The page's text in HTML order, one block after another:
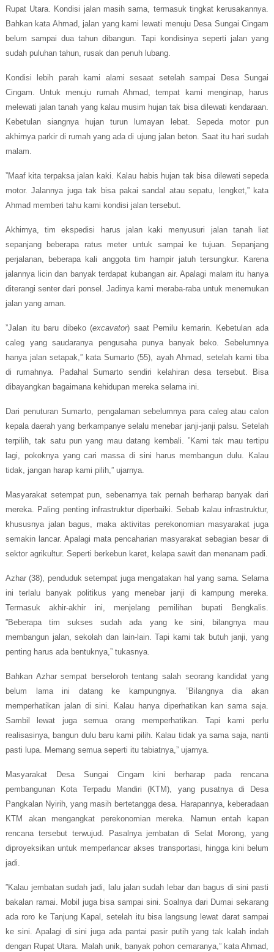
Rupat Utara. Kondisi jalan masih sama, termasuk tingkat kerusakannya.
Bahkan kata Ahmad, jalan yang kami lewati menuju Desa Sungai Cingam
belum sampai dua tahun dibangun. Tapi kondisinya seperti jalan yang
sudah puluhan tahun, rusak dan penuh lubang.
Kondisi lebih parah kami alami sesaat setelah sampai Desa Sungai
Cingam. Untuk menuju rumah Ahmad, tempat kami
menginap, harus
melewati jalan tanah yang kalau musim hujan tak bisa dilewati kendaraan.
Kebetulan siangnya hujan turun lumayan lebat. Sepeda motor pun
akhirnya parkir di rumah yang ada di ujung jalan beton. Saat itu hari sudah
malam.
”Maaf kita terpaksa jalan kaki. Kalau habis hujan tak bisa dilewati sepeda
motor. Jalannya juga tak bisa pakai sandal atau sepatu, lengket,” kata
Ahmad memberi tahukami kondisi jalan tersebut.
Akhirnya, tim ekspedisi harus jalan kaki menyusuri jalan tanah liat
sepanjang beberapa ratus meter untuk sampai ke tujuan. Sepanjang
perjalanan, beberapa kali anggota tim hampir jatuh tersungkur. Karena
jalannya licin dan banyak terdapat kubangan air. Apalagi malam itu hanya
diterangi senter dari ponsel. Jadinya kami meraba-raba untuk menemukan
jalan yang aman.
”Jalan itu baru dibeko (excavator) saat Pemilu kemarin. Kebetulan ada
caleg yang saudaranya pengusaha punya banyak beko. Sebelumnya
hanya jalan setapak,” kata Sumarto (55), ayah Ahmad, setelah kami tiba
di rumahnya. Padahal Sumarto sendiri kelahiran desa tersebut. Bisa
dibayangkan bagaimana kehidupan mereka selama ini.
Dari penuturan Sumarto, pengalaman sebelumnya para caleg atau calon
kepala daerah yang berkampanye selalu menebar janji-janji palsu. Setelah
terpilih, tak satu pun yang mau datang kembali. ”Kami tak mau tertipu
lagi, pokoknya yang cari massa di sini harus membangun dulu. Kalau
tidak, jangan harap kami pilih,” ujarnya.
Masyarakat setempat pun, sebenarnya tak pernah berharap banyak dari
mereka. Paling penting infrastruktur diperbaiki. Sebab kalau infrastruktur,
khususnya jalan bagus, maka aktivitas perekonomian masyarakat juga
semakin lancar. Apalagi mata pencaharian masyarakat sebagian besar di
sektor agrikultur. Seperti berkebun karet, kelapa sawit dan menanam padi.
Azhar (38), penduduk setempat juga mengatakan hal yang sama. Selama
ini terlalu banyak politikus yang menebar janji di kampung mereka.
Termasuk akhir-akhir ini, menjelang pemilihan bupati Bengkalis.
”Beberapa tim sukses sudah ada yang ke sini, bilangnya mau
membangun jalan, sekolah dan lain-lain. Tapi kami tak butuh janji, yang
penting harus ada bentuknya,” tukasnya.
Bahkan Azhar sempat berseloroh tentang salah seorang kandidat yang
belum lama ini datang ke kampungnya. ”Bilangnya dia akan
memperhatikan jalan di sini. Kalau hanya diperhatikan kan sama saja.
Sambil lewat juga semua orang memperhatikan. Tapi kami perlu
realisasinya, bangun dulu baru kami pilih. Kalau tidak ya sama saja, nanti
pasti lupa. Memang semua seperti itu tabiatnya,” ujarnya.
Masyarakat Desa Sungai Cingam kini berharap pada rencana
pembangunan Kota Terpadu Mandiri (KTM), yang pusatnya di Desa
Pangkalan Nyirih, yang masih bertetangga desa. Harapannya, keberadaan
KTM akan mengangkat perekonomian mereka. Namun entah kapan
rencana tersebut terwujud. Pasalnya jembatan di Selat Morong, yang
diproyeksikan untuk memperlancar akses transportasi, hingga kini belum
jadi.
”Kalau jembatan sudah jadi, lalu jalan sudah lebar dan bagus di sini pasti
bakalan ramai. Mobil juga bisa sampai sini. Soalnya dari Dumai sekarang
ada roro ke Tanjung Kapal, setelah itu bisa langsung lewat darat sampai
ke sini. Apalagi di sini juga ada pantai pasir putih yang tak kalah indah
dengan Rupat Utara. Malah unik, banyak pohon cemaranya,” kata Ahmad,